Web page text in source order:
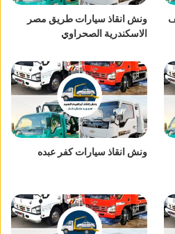
ونش انقاذ سيارات طريق مصر
الاسكندرية الصحراوي
ونش انقاذ سيارات كفر عبده